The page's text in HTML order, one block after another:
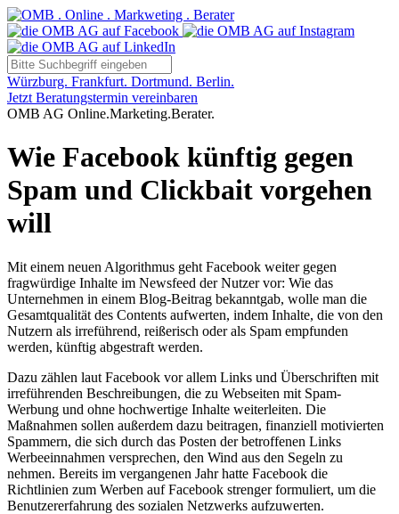
Würzburg. Frankfurt. Dortmund. Berlin.
Jetzt Beratungstermin vereinbaren
OMB AG Online.Marketing.Berater.
Wie Facebook künftig gegen
Spam und Clickbait vorgehen
will
Mit einem neuen Algorithmus geht Facebook weiter gegen
fragwürdige Inhalte im Newsfeed der Nutzer vor: Wie das
Unternehmen in einem Blog-Beitrag bekanntgab, wolle man die
Gesamtqualität des Contents aufwerten, indem Inhalte, die von den
Nutzern als irreführend, reißerisch oder als Spam empfunden
werden, künftig abgestraft werden.
Dazu zählen laut Facebook vor allem Links und Überschriften mit
irreführenden Beschreibungen, die zu Webseiten mit Spam-
Werbung und ohne hochwertige Inhalte weiterleiten. Die
Maßnahmen sollen außerdem dazu beitragen, finanziell motivierten
Spammern, die sich durch das Posten der betroffenen Links
Werbeeinnahmen versprechen, den Wind aus den Segeln zu
nehmen. Bereits im vergangenen Jahr hatte Facebook die
Richtlinien zum Werben auf Facebook strenger formuliert, um die
Benutzererfahrung des sozialen Netzwerks aufzuwerten.